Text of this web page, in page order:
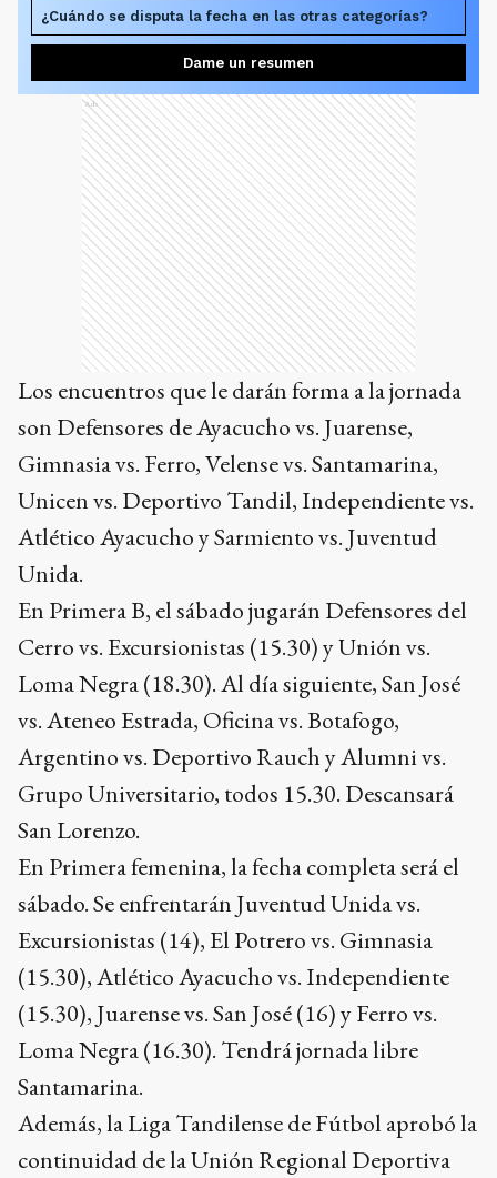
¿Cuándo se disputa la fecha en las otras categorías?
Dame un resumen
Ads
Los encuentros que le darán forma a la jornada
son Defensores de Ayacucho vs. Juarense,
Gimnasia vs. Ferro, Velense vs. Santamarina,
Unicen vs. Deportivo Tandil, Independiente vs.
Atlético Ayacucho y Sarmiento vs. Juventud
Unida.
En Primera B, el sábado jugarán Defensores del
Cerro vs. Excursionistas (15.30) y Unión vs.
Loma Negra (18.30). Al día siguiente, San José
vs. Ateneo Estrada, Oficina vs. Botafogo,
Argentino vs. Deportivo Rauch y Alumni vs.
Grupo Universitario, todos 15.30. Descansará
San Lorenzo.
En Primera femenina, la fecha completa será el
sábado. Se enfrentarán Juventud Unida vs.
Excursionistas (14), El Potrero vs. Gimnasia
(15.30), Atlético Ayacucho vs. Independiente
(15.30), Juarense vs. San José (16) y Ferro vs.
Loma Negra (16.30). Tendrá jornada libre
Santamarina.
Además, la Liga Tandilense de Fútbol aprobó la
continuidad de la Unión Regional Deportiva